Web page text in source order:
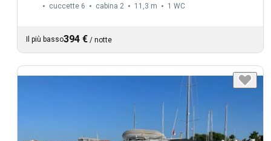
cuccette 6 cabina 2 11,3 m 1 WC
Il più basso394 € / notte